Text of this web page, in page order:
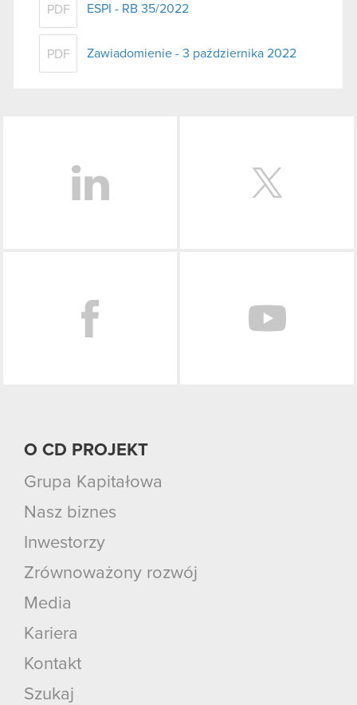
PDF ESPI - RB 35/2022
PDF Zawiadomienie - 3 października 2022
O CD PROJEKT
Grupa Kapitałowa
Nasz biznes
Inwestorzy
Zrównoważony rozwój
Media
Kariera
Kontakt
Szukaj